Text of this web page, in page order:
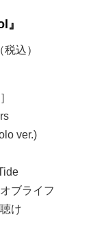
込）
ver.)
ブライフ
け